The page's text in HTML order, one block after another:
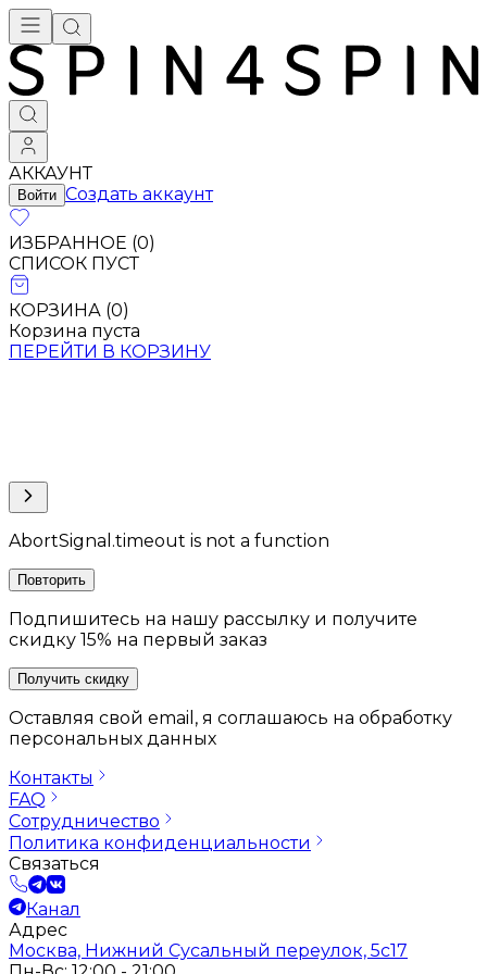
АККАУНТ
Войти Создать аккаунт
ИЗБРАННОЕ (0)
СПИСОК ПУСТ
КОРЗИНА (0)
Корзина пуста
ПЕРЕЙТИ В КОРЗИНУ
AbortSignal.timeout is not a function
Повторить
Подпишитесь на нашу рассылку и получите
скидку 15% на первый заказ
Получить скидку
Оставляя свой email, я соглашаюсь на обработку
персональных данных
Контакты
FAQ
Сотрудничество
Политика конфиденциальности
Связаться
Канал
Адрес
Москва, Нижний Сусальный переулок, 5с17